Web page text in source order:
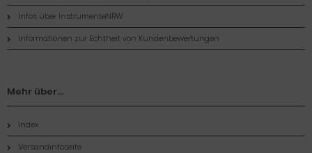
Infos über InstrumenteNRW
Informationen zur Echtheit von Kundenbewertungen
Mehr über...
Index
Versandinfoseite